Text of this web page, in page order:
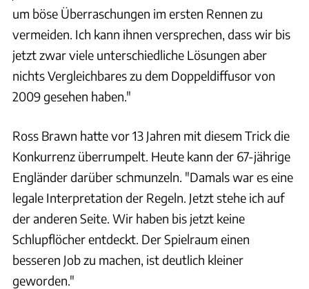
um böse Überraschungen im ersten Rennen zu
vermeiden. Ich kann ihnen versprechen, dass wir bis
jetzt zwar viele unterschiedliche Lösungen aber
nichts Vergleichbares zu dem Doppeldiffusor von
2009 gesehen haben."
Ross Brawn hatte vor 13 Jahren mit diesem Trick die
Konkurrenz überrumpelt. Heute kann der 67-jährige
Engländer darüber schmunzeln. "Damals war es eine
legale Interpretation der Regeln. Jetzt stehe ich auf
der anderen Seite. Wir haben bis jetzt keine
Schlupflöcher entdeckt. Der Spielraum einen
besseren Job zu machen, ist deutlich kleiner
geworden."